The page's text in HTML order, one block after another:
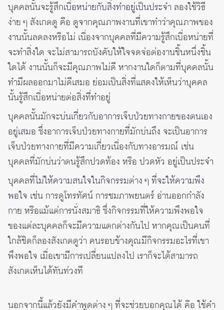
บุคคลนั้นจะรู้สึกเบื่อหน่ายกับสิ่งทำอยู่เป็นประจำ ลองใช้วิธี
ง่าย ๆ สังเกตดู คือ ดูจากคุณภาพงานที่เขาทำว่าคุณภาพของ
งานนั้นลดลงหรือไม่ เนื่องจากบุคคลที่มีความรู้สึกเบื่อหน่ายที่
จะทำสิ่งใด จะไม่สามารถบังคับให้ใจจดจ่อต่องานชิ้นหนึ่งชิ้น
ใดได้ งานนั้นก็จะมีคุณภาพไม่ดี หากงานใดก็ตามที่บุคคลนั้น
ทำมีผลออกมาไม่ดีเสมอ ย่อมเป็นสิ่งที่แสดงให้เห็นว่าบุคคล
นั้นรู้สึกเบื่อหน่ายต่อสิ่งที่ทำอยู่
บุคคลนั้นมักจะบ่นเกี่ยวกับอาการเจ็บป่วยทางกายของตนเอง
อยู่เสมอซึ่งอาการเจ็บป่วยทางกายที่มักบ่นถึง จะเป็นอาการ
เจ็บป่วยทางกายที่มีความเกี่ยวเนื่องกับทางอารมณ์ เช่น
บุคคลที่มักบ่นว่าตนรู้สึกปวดท้อง หรือ ปวดหัว อยู่เป็นประจำ
บุคคลที่ไม่ให้ความสนใจในกิจกรรมต่าง ๆ ที่จะให้ความพึง
พอใจ เช่น การดูโทรทัศน์ การชมภาพยนตร์ อ่านออกกำลัง
กาย หรือแม้แต่การนั่งสมาธิ ซึ่งกิจกรรมที่ให้ความพึงพอใจ
ของแต่ละบุคคลก็จะมีความแตกต่างกันไป หากคุณเป็นคนที่
ใกล้ชิดก็ลองสังเกตดูว่า คนรอบข้างคุณมีกิจกรรมอะไรที่เขา
พึงพอใจ เมื่อเขามีการเปลี่ยนแปลงไป เราก็จะได้สามารถ
สังเกตเห็นได้ทันท่วงที
นอกจากนี้แล้วยังมีคำพูดต่าง ๆ ที่จะช่วยบอกคุณได้ คือ ใช้คำ